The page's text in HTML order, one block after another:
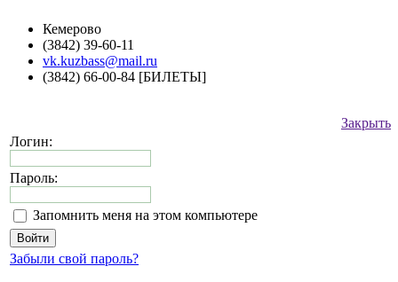
Кемерово
(3842) 39-60-11
vk.kuzbass@mail.ru
(3842) 66-00-84 [БИЛЕТЫ]
Закрыть
Логин:
Пароль:
Запомнить меня на этом компьютере
Забыли свой пароль?